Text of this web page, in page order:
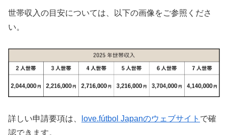
世帯収入の目安については、以下の画像をご参照くださ
い。
詳しい申請要項は、 love.fútbol Japanのウェブサイト で確
認できます。